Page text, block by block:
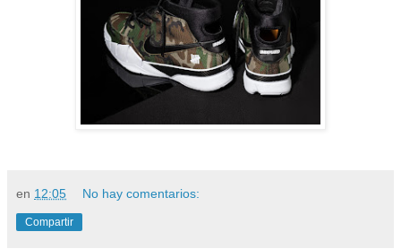
en 12:05 No hay comentarios:
Compartir